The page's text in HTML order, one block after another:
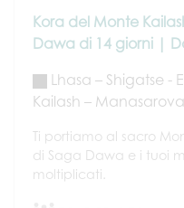
Kora del Monte
Dawa di 14 giorni |
Lhasa – Shigatse -
Kailash –
Ti portiamo al sacro
di Saga Dawa e i tuoi
moltiplicati.